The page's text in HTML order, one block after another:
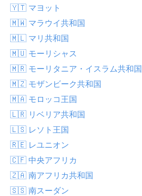
🇾🇹 マヨット
🇲🇼 マラウイ共和国
🇲🇱 マリ共和国
🇲🇺 モーリシャス
🇲🇷 モーリタニア・イスラム共和国
🇲🇿 モザンビーク共和国
🇲🇦 モロッコ王国
🇱🇷 リベリア共和国
🇱🇸 レソト王国
🇷🇪 レユニオン
🇨🇫 中央アフリカ
🇿🇦 南アフリカ共和国
🇸🇸 南スーダン